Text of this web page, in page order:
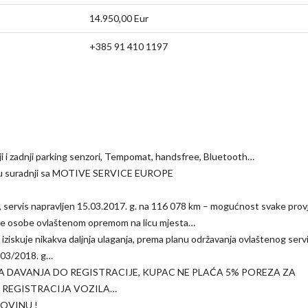
14.950,00 Eur
+385 91 410 1197
i zadnji parking senzori, Tempomat, handsfree, Bluetooth…
sa MOTIVE SERVICE EUROPE
napravljen 15.03.2017. g. na 116 078 km – mogućnost svake
osobe ovlaštenom opremom na licu mjesta…
nikakva daljnja ulaganja, prema planu održavanja ovlaštenog
2018. g…
DO REGISTRACIJE, KUPAC NE PLAĆA 5% POREZA ZA
REGISTRACIJA VOZILA…
!